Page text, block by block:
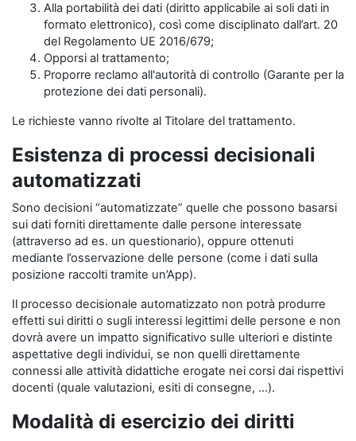
Alla portabilità dei dati (diritto applicabile ai soli dati in
formato elettronico), così come disciplinato dall’art. 20
del Regolamento UE 2016/679;
Opporsi al trattamento;
Proporre reclamo all'autorità di controllo (Garante per la
protezione dei dati personali).
Le richieste vanno rivolte al Titolare del trattamento.
Esistenza di processi decisionali
automatizzati
Sono decisioni “automatizzate” quelle che possono basarsi
sui dati forniti direttamente dalle persone interessate
(attraverso ad es. un questionario), oppure ottenuti
mediante l’osservazione delle persone (come i dati sulla
posizione raccolti tramite un’App).
Il processo decisionale automatizzato non potrà produrre
effetti sui diritti o sugli interessi legittimi delle persone e non
dovrà avere un impatto significativo sulle ulteriori e distinte
aspettative degli individui, se non quelli direttamente
connessi alle attività didattiche erogate nei corsi dai rispettivi
docenti (quale valutazioni, esiti di consegne, …).
Modalità di esercizio dei diritti